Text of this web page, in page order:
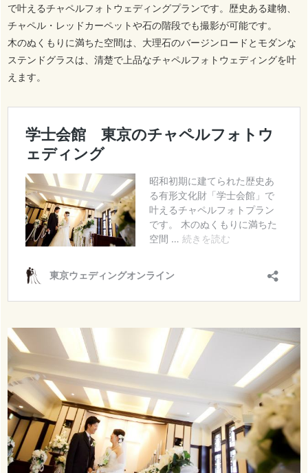
で叶えるチャペルフォトウェディングプランです。歴史ある建物、
チャペル・レッドカーペットや石の階段でも撮影が可能です。
木のぬくもりに満ちた空間は、大理石のバージンロードとモダンな
ステンドグラスは、清楚で上品なチャペルフォトウェディングを叶
えます。